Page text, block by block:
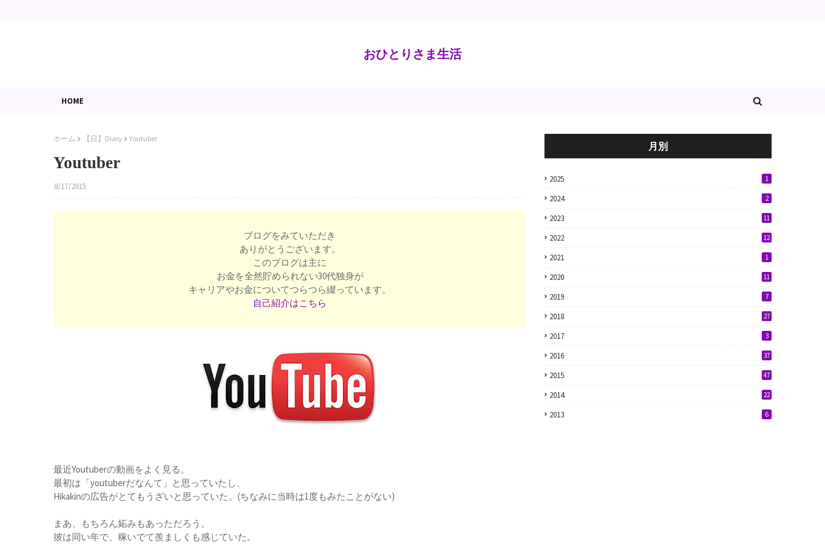
おひとりさま生活
HOME
ホーム 【日】Diary Youtuber
Youtuber
8/17/2015
ブログをみていただき
ありがとうございます。
このブログは主に
お金を全然貯められない30代独身が
キャリアやお金についてつらつら綴っています。
自己紹介はこちら
最近Youtuberの動画をよく見る。
最初は「youtuberだなんて」と思っていたし、
Hikakinの広告がとてもうざいと思っていた。(ちなみに当時は1度もみたことがない)
まあ、もちろん妬みもあっただろう。
彼は同い年で、稼いでて羨ましくも感じていた。
月別
2025 1
2024 2
2023 11
2022 12
2021 1
2020 11
2019 7
2018 27
2017 3
2016 37
2015 47
2014 22
2013 6